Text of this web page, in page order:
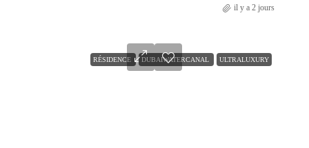
il y a 2 jours
RÉSIDENCE DUBAIWATERCANAL ULTRALUXURY